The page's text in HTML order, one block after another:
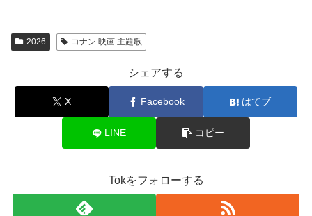
2026 コナン 映画 主題歌
シェアする
X Facebook はてブ
LINE コピー
Tokをフォローする